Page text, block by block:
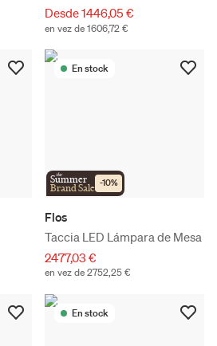
Desde 1446,05 €
en vez de 1606,72 €
En stock
the
Summer
Brand Sale -10%
Flos
Taccia LED Lámpara de Mesa
2477,03 €
en vez de 2752,25 €
En stock